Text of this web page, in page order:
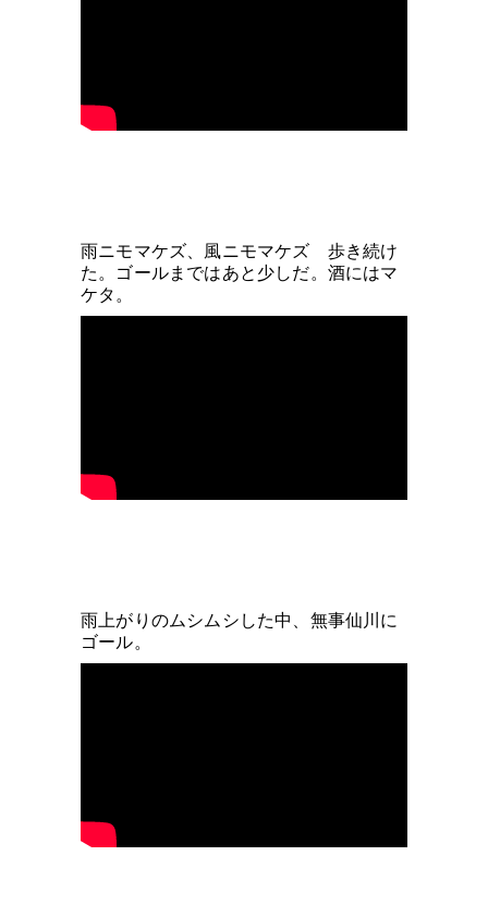
雨ニモマケズ、風ニモマケズ 歩き続け
た。ゴールまではあと少しだ。酒にはマ
ケタ。
雨上がりのムシムシした中、無事仙川に
ゴール。